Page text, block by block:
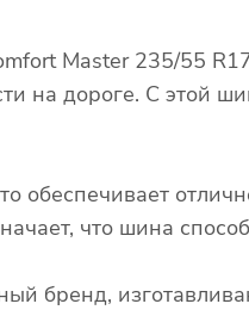
Master 235/55
на дороге. С этой
обеспечивает
что шина
бренд,